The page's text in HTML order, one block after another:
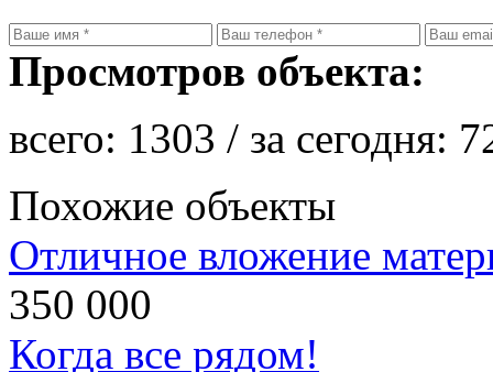
Просмотров объекта:
всего: 1303 / за сегодня:
Похожие объекты
Отличное вложение
350 000
Когда все рядом!